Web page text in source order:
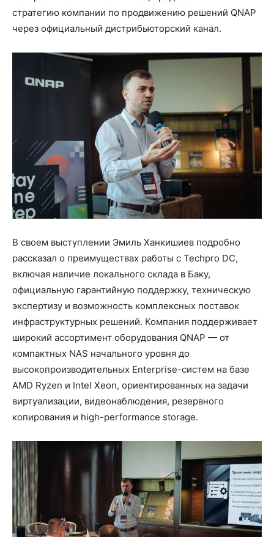
стратегию компании по продвижению решений QNAP
через официальный дистрибьюторский канал.
В своем выступлении Эмиль Ханкишиев подробно
рассказал о преимуществах работы с Techpro DC,
включая наличие локального склада в Баку,
официальную гарантийную поддержку, техническую
экспертизу и возможность комплексных поставок
инфраструктурных решений. Компания поддерживает
широкий ассортимент оборудования QNAP — от
компактных NAS начального уровня до
высокопроизводительных Enterprise-систем на базе
AMD Ryzen и Intel Xeon, ориентированных на задачи
виртуализации, видеонаблюдения, резервного
копирования и high-performance storage.